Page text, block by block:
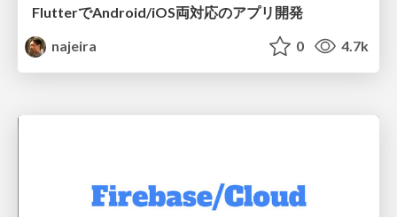
FlutterでAndroid/iOS両対応のアプリ開発
najeira
0 4.7k